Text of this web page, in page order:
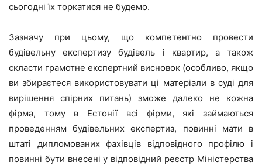
сьогодні їх торкатися не будемо.
Зазначу при цьому, що компетентно провести
будівельну експертизу будівель і квартир, а також
скласти грамотне експертний висновок (особливо, якщо
ви збираєтеся використовувати ці матеріали в суді для
вирішення спірних питань) зможе далеко не кожна
фірма, тому в Естонії всі фірми, які займаються
проведенням будівельних експертиз, повинні мати в
штаті дипломованих фахівців відповідного профілю і
повинні бути внесені у відповідний реєстр Міністерства